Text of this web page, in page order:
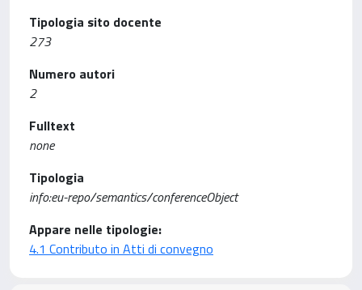
Tipologia sito docente
273
Numero autori
2
Fulltext
none
Tipologia
info:eu-repo/semantics/conferenceObject
Appare nelle tipologie:
4.1 Contributo in Atti di convegno